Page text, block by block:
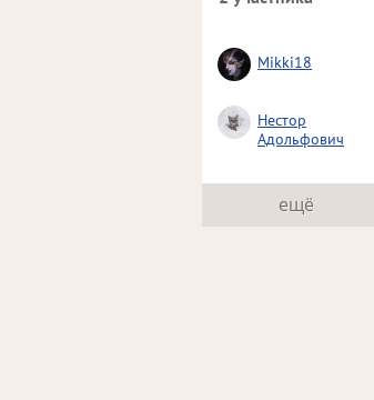
Mikki18
Нестор
Адольфович
ещё